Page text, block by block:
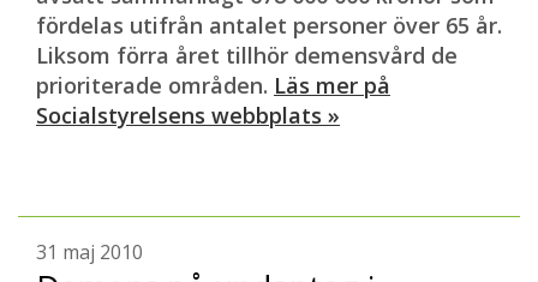
fördelas utifrån antalet personer över 65 år.
Liksom förra året tillhör demensvård de
prioriterade områden. Läs mer på
Socialstyrelsens webbplats »
31 maj 2010